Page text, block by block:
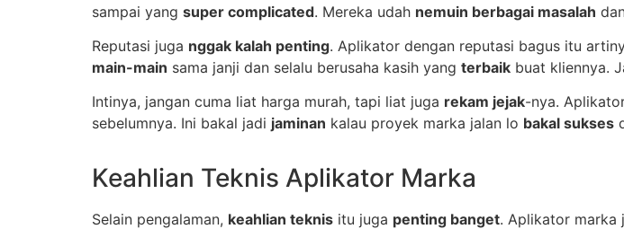
sampai yang super complicated. Mereka udah nemuin berbagai masalah
Reputasi juga nggak kalah penting. Aplikator dengan reputasi bagus itu
main-main sama janji dan selalu berusaha kasih yang terbaik buat kliennya.
Intinya, jangan cuma liat harga murah, tapi liat juga rekam jejak-nya.
sebelumnya. Ini bakal jadi jaminan kalau proyek marka jalan lo bakal sukses
Keahlian Teknis Aplikator Marka
Selain pengalaman, keahlian teknis itu juga penting banget. Aplikator marka